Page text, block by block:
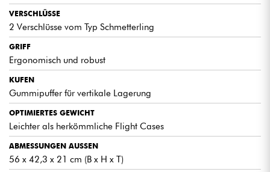
VERSCHLÜSSE
2 Verschlüsse vom Typ Schmetterling
GRIFF
Ergonomisch und robust
KUFEN
Gummipuffer für vertikale Lagerung
OPTIMIERTES GEWICHT
Leichter als herkömmliche Flight Cases
ABMESSUNGEN AUSSEN
56 x 42,3 x 21 cm (B x H x T)